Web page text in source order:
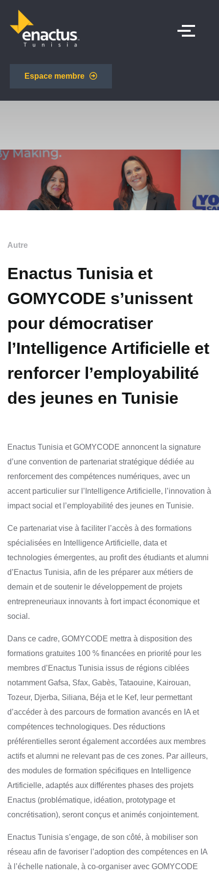
Espace membre
Autre
Enactus Tunisia et
GOMYCODE s’unissent
pour démocratiser
l’Intelligence Artificielle et
renforcer l’employabilité
des jeunes en Tunisie
Enactus Tunisia et GOMYCODE annoncent la signature
d’une convention de partenariat stratégique dédiée au
renforcement des compétences numériques, avec un
accent particulier sur l’Intelligence Artificielle, l’innovation à
impact social et l’employabilité des jeunes en Tunisie.
Ce partenariat vise à faciliter l’accès à des formations
spécialisées en Intelligence Artificielle, data et
technologies émergentes, au profit des étudiants et alumni
d’Enactus Tunisia, afin de les préparer aux métiers de
demain et de soutenir le développement de projets
entrepreneuriaux innovants à fort impact économique et
social.
Dans ce cadre, GOMYCODE mettra à disposition des
formations gratuites 100 % financées en priorité pour les
membres d’Enactus Tunisia issus de régions ciblées
notamment Gafsa, Sfax, Gabès, Tataouine, Kairouan,
Tozeur, Djerba, Siliana, Béja et le Kef, leur permettant
d’accéder à des parcours de formation avancés en IA et
compétences technologiques. Des réductions
préférentielles seront également accordées aux membres
actifs et alumni ne relevant pas de ces zones. Par ailleurs,
des modules de formation spécifiques en Intelligence
Artificielle, adaptés aux différentes phases des projets
Enactus (problématique, idéation, prototypage et
concrétisation), seront conçus et animés conjointement.
Enactus Tunisia s’engage, de son côté, à mobiliser son
réseau afin de favoriser l’adoption des compétences en IA
à l’échelle nationale, à co-organiser avec GOMYCODE